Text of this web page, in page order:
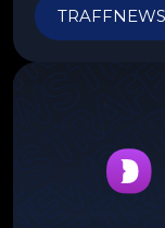
инструменты для